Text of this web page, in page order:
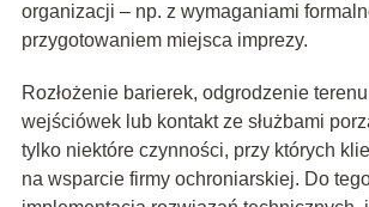
organizacji – np. z wymaganiami
przygotowaniem miejsca imprezy.
Rozłożenie barierek, odgrodzenie
wejściówek lub kontakt ze służbami
tylko niektóre czynności, przy których
na wsparcie firmy ochroniarskiej. Do